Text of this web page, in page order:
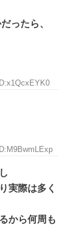
ったら、
実際は多く
から何周も